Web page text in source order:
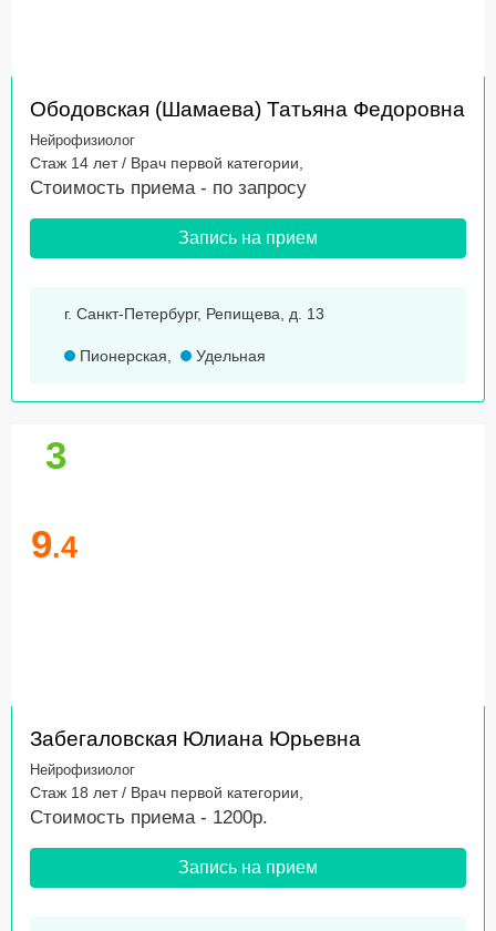
Ободовская (Шамаева) Татьяна Федоровна
Нейрофизиолог
Стаж 14 лет / Врач первой категории,
Стоимость приема - по запросу
Запись на прием
г. Санкт-Петербург, Репищева, д. 13
Пионерская, Удельная
3
9.4
Забегаловская Юлиана Юрьевна
Нейрофизиолог
Стаж 18 лет / Врач первой категории,
Стоимость приема - 1200р.
Запись на прием